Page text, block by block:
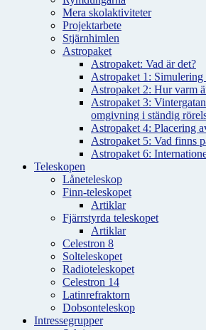
Mera skolaktiviteter
Projektarbete
Stjärnhimlen
Astropaket
Astropaket: Vad är det?
Astropaket 1: Simulering
Astropaket 2: Hur varm
Astropaket 3:
omgivning i ständig
Astropaket 4: Placering
Astropaket 5: Vad finns
Astropaket 6:
Teleskopen
Låneteleskop
Finn-teleskopet
Artiklar
Fjärrstyrda teleskopet
Artiklar
Celestron 8
Solteleskopet
Radioteleskopet
Celestron 14
Latinrefraktorn
Dobsonteleskop
Intressegrupper